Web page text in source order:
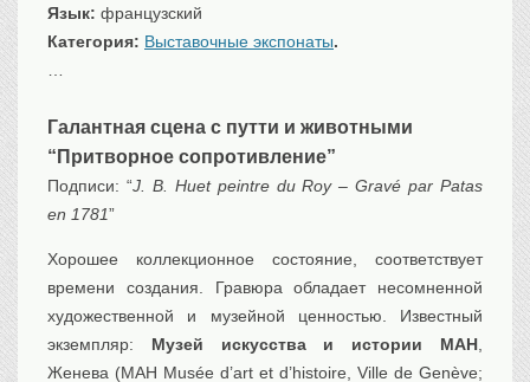
Охота
Рыбы, рыбалка
Техника, транспорт,
Транспорт
Флот, кораблестроение
Букинистика
Оружие, военная атрибутика
Язык: французский
Категория: Выставочные экспонаты.
Галантная сцена с путти и животными
“Притворное сопротивление”
Подписи: “J. B. Huet peintre du Roy – Gravé par Patas
en 1781”
Хорошее коллекционное состояние, соответствует
времени создания. Гравюра обладает несомненной
художественной и музейной ценностью. Известный
экземпляр: Музей искусства и истории MAH
Женева (MAH Musée d’art et d’histoire, Ville de Genève;